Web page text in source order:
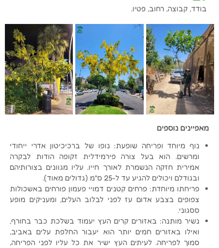
בודד, קבוצה, רחוב, פטיו.
מאפיינים נוספים
נוף מיוחד ופריחה שופעת: נופו של ברכיכיטון אדרי ייחודי
ומרשים. הוא בעל צורה פירמידלית זקופה הודות לבקרה
אמירית חזקה הנשמרת לאורך חייו. עליו מגוונים בצורותיהם
ובגודלם ויכולים להגיע עד ל-25 ס"מ (גדולים מאוד).
פריחתו מיוחדת: פרחים קטנים דמויי פעמון פורחים באשכולות
צפופים בצבע אדום עז לפני לבלוב העלים, ומעניקים מופע
ססגוני.
נשיר מותנה: באזורים קרים העץ יעמוד בשלכת כבר בחורף,
ואילו באזורים חמים יותר הוא יעבור החלפת עלים באביב,
סמוך לפריחה. לעיתים העץ ישיר את כל עליו לפני הפריחה,